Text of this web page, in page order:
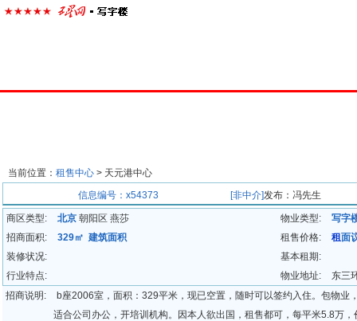
当前位置： 租售中心 > 天元港中心
信息编号：x54373 [非中介]发布：冯先生
商区类型: 北京 朝阳区 燕莎 物业类型:
写字
招商面积:
329㎡ 建筑面积 租售价格: 租面
装修状况:
基本租期:
行业特点:
物业地址:
东三
招商说明:
b座2006室，面积：329平米，现已空置，随时可以签约入住。包物业
适合公司办公，开培训机构。因本人欲出国，租售都可，每平米5.8万